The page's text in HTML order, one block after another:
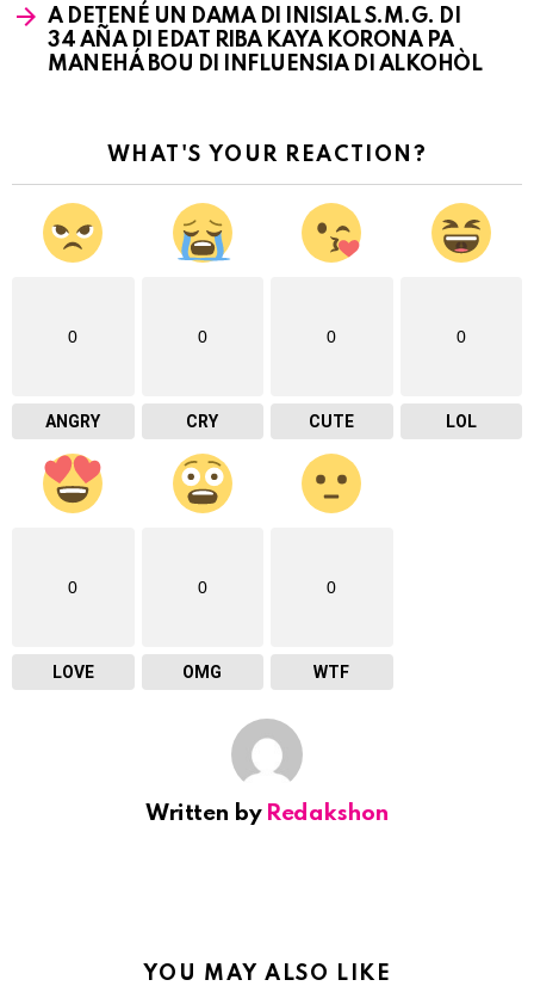
A DETENÉ UN DAMA DI INISIAL S.M.G. DI
34 AÑA DI EDAT RIBA KAYA KORONA PA
MANEHÁ BOU DI INFLUENSIA DI ALKOHÒL
WHAT'S YOUR REACTION?
0
ANGRY
0
CRY
0
CUTE
0
LOL
0
LOVE
0
OMG
0
WTF
Written by Redakshon
YOU MAY ALSO LIKE